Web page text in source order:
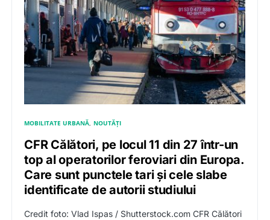
MOBILITATE URBANĂ NOUTĂȚI
CFR Călători, pe locul 11 din 27 într-un
top al operatorilor feroviari din Europa.
Care sunt punctele tari și cele slabe
identificate de autorii studiului
Credit foto: Vlad Ispas / Shutterstock.com CFR Călători